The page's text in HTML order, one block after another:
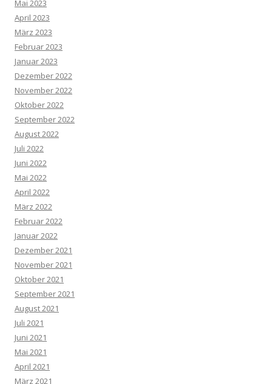
Mai 2023
April 2023
März 2023
Februar 2023
Januar 2023
Dezember 2022
November 2022
Oktober 2022
September 2022
August 2022
Juli 2022
Juni 2022
Mai 2022
April 2022
März 2022
Februar 2022
Januar 2022
Dezember 2021
November 2021
Oktober 2021
September 2021
August 2021
Juli 2021
Juni 2021
Mai 2021
April 2021
März 2021